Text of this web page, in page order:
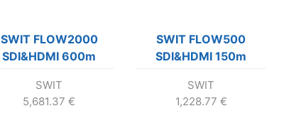
SWIT FLOW2000
SDI&HDMI 600m
receiver KIT
SWIT
5,681.37 €
SWIT FLOW500
SDI&HDMI 150m
SWIT
1,228.77 €